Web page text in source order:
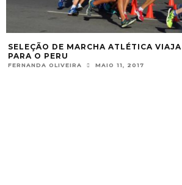
SELEÇÃO DE MARCHA ATLÉTICA VIAJA
PARA O PERU
FERNANDA OLIVEIRA MAIO 11, 2017